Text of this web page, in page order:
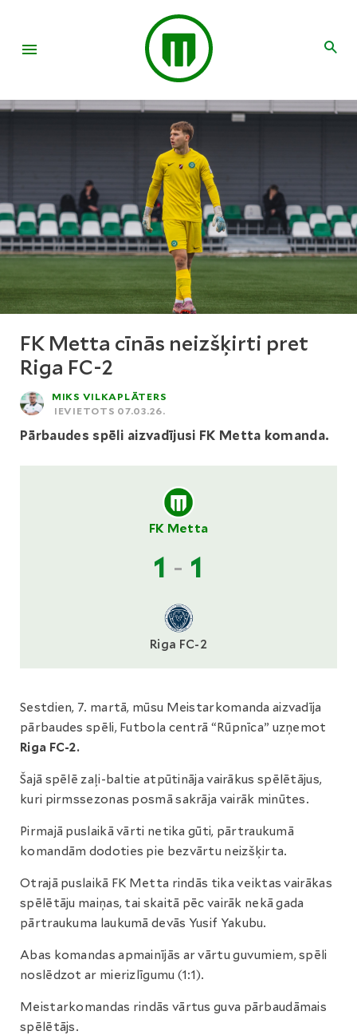
FK Metta cīnās neizšķirti pret
Riga FC-2
MIKS VILKAPLĀTERS
IEVIETOTS 07.03.26.
Pārbaudes spēli aizvadījusi FK Metta komanda.
FK Metta
1 - 1
Riga FC-2
Sestdien, 7. martā, mūsu Meistarkomanda aizvadīja
pārbaudes spēli, Futbola centrā “Rūpnīca” uzņemot
Riga FC-2.
Šajā spēlē zaļi-baltie atpūtināja vairākus spēlētājus,
kuri pirmssezonas posmā sakrāja vairāk minūtes.
Pirmajā puslaikā vārti netika gūti, pārtraukumā
komandām dodoties pie bezvārtu neizšķirta.
Otrajā puslaikā FK Metta rindās tika veiktas vairākas
spēlētāju maiņas, tai skaitā pēc vairāk nekā gada
pārtraukuma laukumā devās Yusif Yakubu.
Abas komandas apmainījās ar vārtu guvumiem, spēli
noslēdzot ar mierizlīgumu (1:1).
Meistarkomandas rindās vārtus guva pārbaudāmais
spēlētājs.